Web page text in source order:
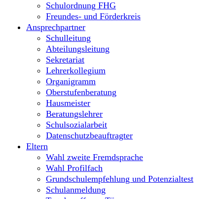
Schulordnung FHG
Freundes- und Förderkreis
Ansprechpartner
Schulleitung
Abteilungsleitung
Sekretariat
Lehrerkollegium
Organigramm
Oberstufenberatung
Hausmeister
Beratungslehrer
Schulsozialarbeit
Datenschutzbeauftragter
Eltern
Wahl zweite Fremdsprache
Wahl Profilfach
Grundschulempfehlung und Potenzialtest
Schulanmeldung